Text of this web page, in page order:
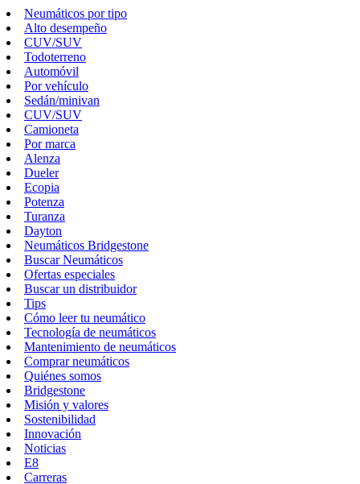
Neumáticos por tipo
Alto desempeño
CUV/SUV
Todoterreno
Automóvil
Por vehículo
Sedán/minivan
CUV/SUV
Camioneta
Por marca
Alenza
Dueler
Ecopia
Potenza
Turanza
Dayton
Neumáticos Bridgestone
Buscar Neumáticos
Ofertas especiales
Buscar un distribuidor
Tips
Cómo leer tu neumático
Tecnología de neumáticos
Mantenimiento de neumáticos
Comprar neumáticos
Quiénes somos
Bridgestone
Misión y valores
Sostenibilidad
Innovación
Noticias
E8
Carreras